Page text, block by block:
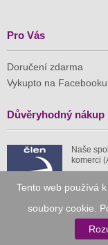
Tento web používá
soubory cookie.
Pro Vás
Doručení zdarma
Vykupto na Facebooku
Důvěryhodný nákup
Naše
komerci